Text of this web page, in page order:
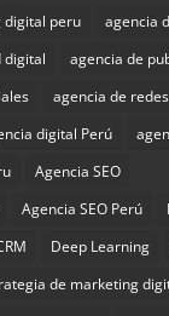
digital peru
agencia
digital
agencia de
agencia de
digital Perú
Agencia SEO
Agencia SEO Perú
Deep Learning
de marketing